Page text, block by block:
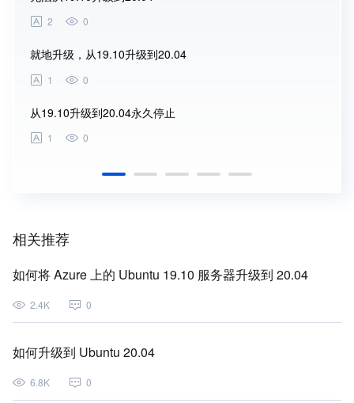
2 0
就地升级，从19.10升级到20.04
1 0
从19.10升级到20.04永久停止
1 0
相关推荐
如何将 Azure 上的 Ubuntu 19.10 服务器升级到 20.04
2.4K 0
如何升级到 Ubuntu 20.04
6.8K 0